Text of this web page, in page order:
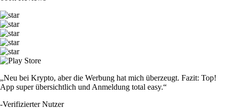
„Neu bei Krypto, aber die Werbung hat mich überzeugt. Fazit: Top!
App super übersichtlich und Anmeldung total easy.“
-Verifizierter Nutzer